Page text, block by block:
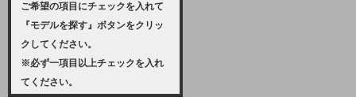
らせ】
2023年 9月10日（日曜日）午前8：
サーバーメンテナンスを実施いたし
ます。その為、アクセスはできませ
ご希望の項目にチェックを入れて
『モデルを探す』ボタンをクリッ
クしてください。
※必ず一項目以上チェックを入れ
てください。